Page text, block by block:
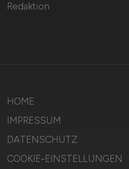
Redaktion
HOME
IMPRESSUM
DATENSCHUTZ
COOKIE-EINSTELLUNGEN